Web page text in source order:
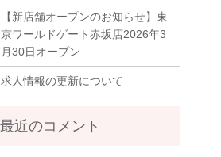
【新店舗オープンのお知らせ】東
京ワールドゲート赤坂店2026年3
月30日オープン
求人情報の更新について